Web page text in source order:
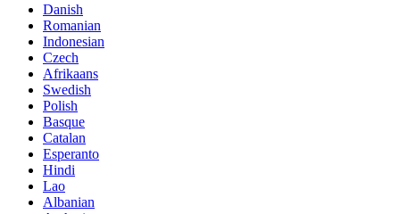
Danish
Romanian
Indonesian
Czech
Afrikaans
Swedish
Polish
Basque
Catalan
Esperanto
Hindi
Lao
Albanian